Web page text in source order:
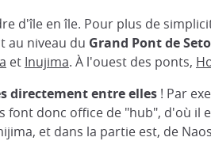
d'île en île. Pour plus de
au niveau du Grand Pont de Seto
et Inujima. À l'ouest des ponts,
directement entre elles ! Par
font donc office de "hub", d'où
et dans la partie est, de